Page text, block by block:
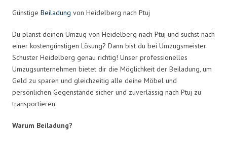
Günstige Beiladung von Heidelberg nach Ptuj
Du planst deinen Umzug von Heidelberg nach Ptuj und suchst nach
einer kostengünstigen Lösung? Dann bist du bei Umzugsmeister
Schuster Heidelberg genau richtig! Unser professionelles
Umzugsunternehmen bietet dir die Möglichkeit der Beiladung, um
Geld zu sparen und gleichzeitig alle deine Möbel und
persönlichen Gegenstände sicher und zuverlässig nach Ptuj zu
transportieren.
Warum Beiladung?